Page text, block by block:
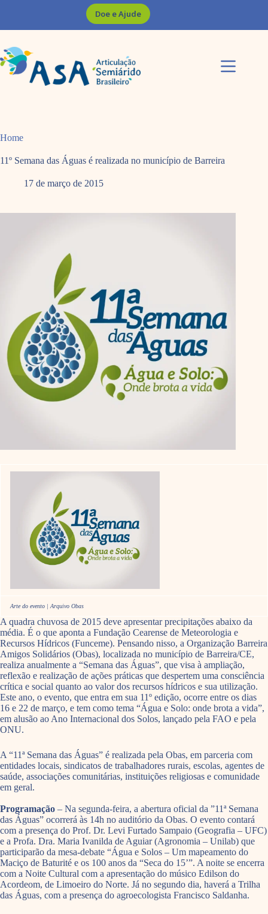
Doe e Ajude
Home
11º Semana das Águas é realizada no município de Barreira
17 de março de 2015
Arte do evento | Arquivo Obas
A quadra chuvosa de 2015 deve apresentar precipitações abaixo da
média. É o que aponta a Fundação Cearense de Meteorologia e
Recursos Hídricos (Funceme). Pensando nisso, a Organização Barreira
Amigos Solidários (Obas), localizada no município de Barreira/CE,
realiza anualmente a “Semana das Águas”, que visa à ampliação,
reflexão e realização de ações práticas que despertem uma consciência
crítica e social quanto ao valor dos recursos hídricos e sua utilização.
Este ano, o evento, que entra em sua 11º edição, ocorre entre os dias
16 e 22 de março, e tem como tema “Água e Solo: onde brota a vida”,
em alusão ao Ano Internacional dos Solos, lançado pela FAO e pela
ONU.
A “11ª Semana das Águas” é realizada pela Obas, em parceria com
entidades locais, sindicatos de trabalhadores rurais, escolas, agentes de
saúde, associações comunitárias, instituições religiosas e comunidade
em geral.
Programação – Na segunda-feira, a abertura oficial da ”11ª Semana
das Águas” ocorrerá às 14h no auditório da Obas. O evento contará
com a presença do Prof. Dr. Levi Furtado Sampaio (Geografia – UFC)
e a Profa. Dra. Maria Ivanilda de Aguiar (Agronomia – Unilab) que
participarão da mesa-debate “Água e Solos – Um mapeamento do
Maciço de Baturité e os 100 anos da “Seca do 15’”. A noite se encerra
com a Noite Cultural com a apresentação do músico Edilson do
Acordeom, de Limoeiro do Norte. Já no segundo dia, haverá a Trilha
das Águas, com a presença do agroecologista Francisco Saldanha.